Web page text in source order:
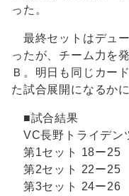
った。
最終セットはデュ
ったが、チーム力を
Ｂ。明日も同じカー
た試合展開になるか
■試合結果
VC長野トライデン
第1セット 18ー25
第2セット 22ー25
第3セット 24ー26